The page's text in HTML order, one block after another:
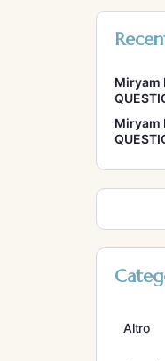
Miryam
Miryam
Altro